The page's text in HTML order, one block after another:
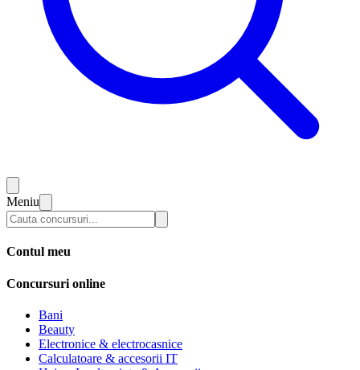
Meniu
Contul meu
Concursuri online
Bani
Beauty
Electronice & electrocasnice
Calculatoare & accesorii IT